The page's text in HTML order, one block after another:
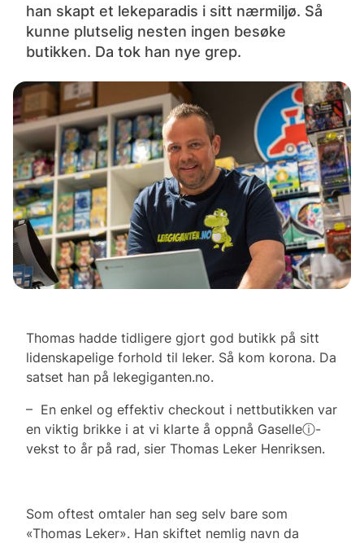
han skapt et lekeparadis i sitt nærmiljø. Så
kunne plutselig nesten ingen besøke
butikken. Da tok han nye grep.
Thomas hadde tidligere gjort god butikk på sitt
lidenskapelige forhold til leker. Så kom korona. Da
satset han på lekegiganten.no.
– En enkel og effektiv checkout i nettbutikken var
en viktig brikke i at vi klarte å oppnå Gaselleⓘ-
vekst to år på rad, sier Thomas Leker Henriksen.
Som oftest omtaler han seg selv bare som
«Thomas Leker». Han skiftet nemlig navn da